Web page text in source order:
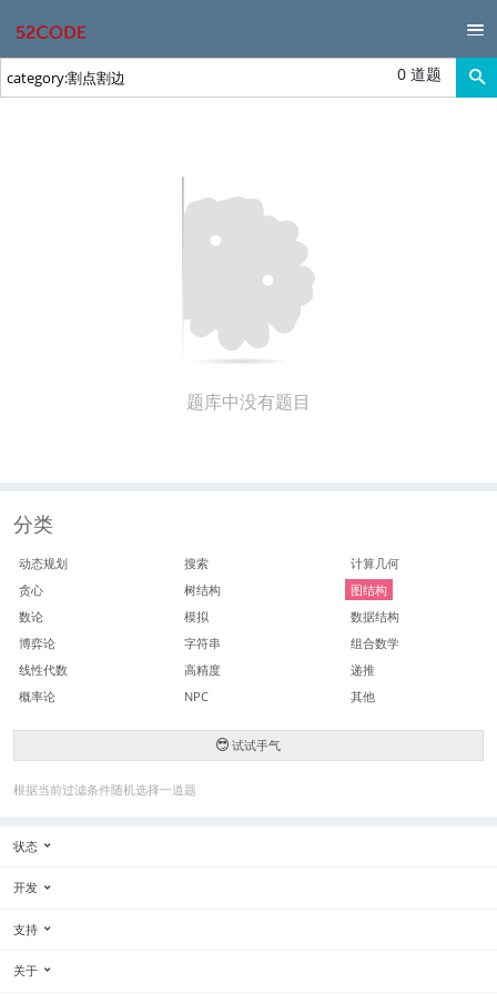
0 道题
题库中没有题目
分类
动态规划 搜索
计算几何
贪心
树结构
图结构
数论
模拟
数据结构
博弈论
字符串
组合数学
线性代数
高精度
递推
概率论
NPC 其他
试试手气
根据当前过滤条件随机选择一道题
状态
开发
支持
关于